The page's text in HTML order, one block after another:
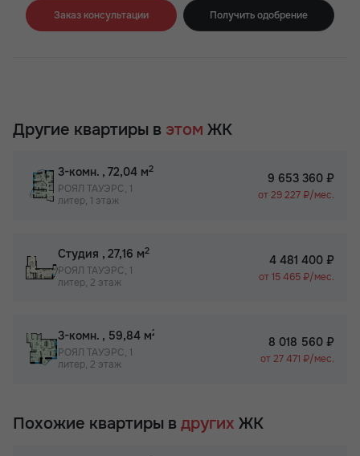
Заказ консультации Получить одобрение
Другие квартиры в этом ЖК
3-комн. , 72,04 м2
РОЯЛ ТАУЭРС, 1
литер, 1 этаж
9 653 360 ₽
от 29 227 ₽/мес.
Студия , 27,16 м2
РОЯЛ ТАУЭРС, 1
литер, 2 этаж
4 481 400 ₽
от 15 465 ₽/мес.
3-комн. , 59,84 м2
РОЯЛ ТАУЭРС, 1
литер, 2 этаж
8 018 560 ₽
от 27 471 ₽/мес.
Похожие квартиры в других ЖК